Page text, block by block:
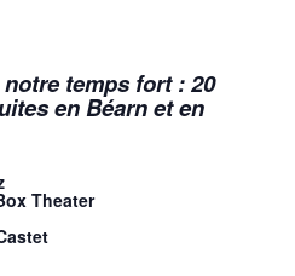
temps fort : 20
en Béarn et en
Theater